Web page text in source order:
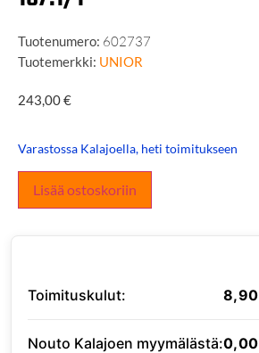
Tuotenumero: 602737
Tuotemerkki: UNIOR
243,00€
Varastossa Kalajoella, heti toimitukseen
Lisää ostoskoriin
Toimituskulut: 8,90
Nouto Kalajoen myymälästä:0,00